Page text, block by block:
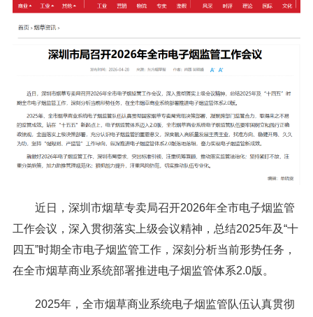
近日，深圳市烟草专卖局召开2026年全市电子烟监管
工作会议，深入贯彻落实上级会议精神，总结2025年及“十
四五”时期全市电子烟监管工作，深刻分析当前形势任务，
在全市烟草商业系统部署推进电子烟监管体系2.0版。
2025年，全市烟草商业系统电子烟监管队伍认真贯彻